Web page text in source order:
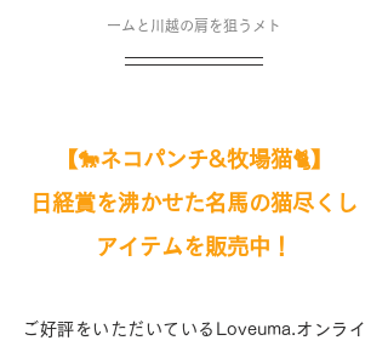
ームと川越の肩を狙うメト
【🐎ネコパンチ&牧場猫🐈】
日経賞を沸かせた名馬の猫尽くし
アイテムを販売中！
ご好評をいただいているLoveuma.オンライ